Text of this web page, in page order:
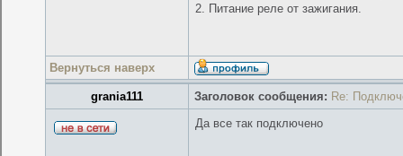
2. Питание реле от зажигания.
Вернуться наверх
grania111 Заголовок сообщения: Re:
Да все так подключено